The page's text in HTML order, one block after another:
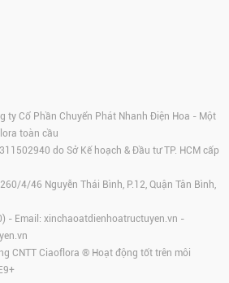
ty Cổ Phần Chuyển Phát Nhanh Điện Hoa - Một
toàn cầu
do Sở Kế hoạch & Đầu tư TP. HCM cấp
4/46 Nguyễn Thái Bình, P.12, Quận Tân Bình,
- Email: xinchaoatdienhoatructuyen.vn -
CNTT Ciaoflora ® Hoạt động tốt trên môi